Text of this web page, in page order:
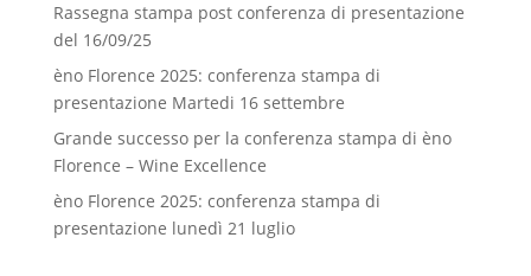
Rassegna stampa post conferenza di presentazione
del 16/09/25
èno Florence 2025: conferenza stampa di
presentazione Martedi 16 settembre
Grande successo per la conferenza stampa di èno
Florence – Wine Excellence
èno Florence 2025: conferenza stampa di
presentazione lunedì 21 luglio